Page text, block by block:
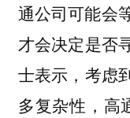
通公司可能会
才会决定是否
士表示，考虑
多复杂性，高